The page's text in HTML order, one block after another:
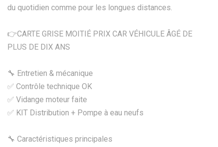
du quotidien comme pour les longues distances.
👉CARTE GRISE MOITIÉ PRIX CAR VÉHICULE ÂGÉ DE
PLUS DE DIX ANS
🔧 Entretien & mécanique
✅ Contrôle technique OK
✅ Vidange moteur faite
✅ KIT Distribution + Pompe à eau neufs
🔧 Caractéristiques principales